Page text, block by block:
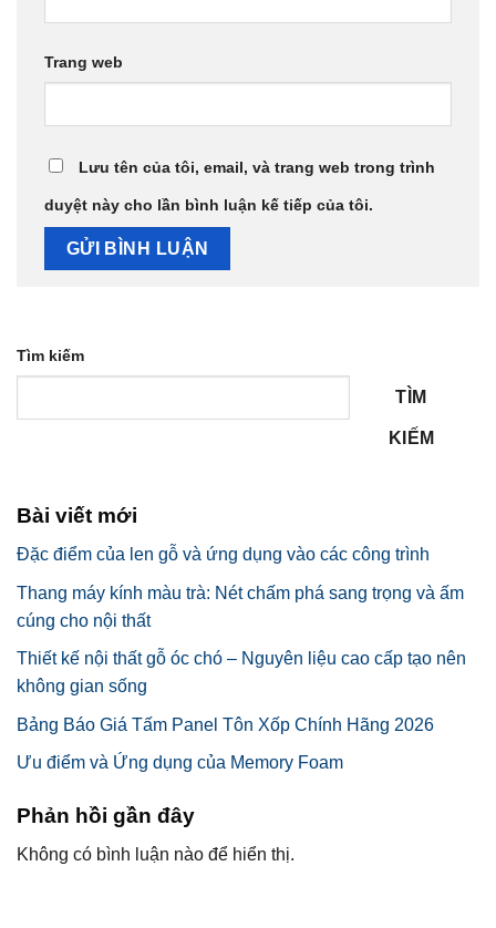
Trang web
Lưu tên của tôi, email, và trang web trong trình
duyệt này cho lần bình luận kế tiếp của tôi.
Tìm kiếm
TÌM
KIẾM
Bài viết mới
Đặc điểm của len gỗ và ứng dụng vào các công trình
Thang máy kính màu trà: Nét chấm phá sang trọng và ấm
cúng cho nội thất
Thiết kế nội thất gỗ óc chó – Nguyên liệu cao cấp tạo nên
không gian sống
Bảng Báo Giá Tấm Panel Tôn Xốp Chính Hãng 2026
Ưu điểm và Ứng dụng của Memory Foam
Phản hồi gần đây
Không có bình luận nào để hiển thị.